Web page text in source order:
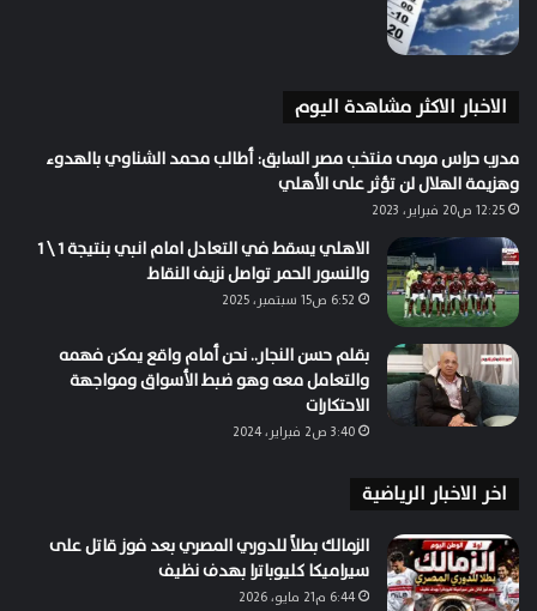
الاخبار الاكثر مشاهدة اليوم
مدرب حراس مرمى منتخب مصر السابق: أطالب محمد الشناوي بالهدوء
وهزيمة الهلال لن تؤثر على الأهلي
12:25 ص20 فبراير، 2023
الاهلي يسقط في التعادل امام انبي بنتيجة 1 \ 1
والنسور الحمر تواصل نزيف النقاط
6:52 ص15 سبتمبر، 2025
بقلم حسن النجار.. نحن أمام واقع يمكن فهمه
والتعامل معه وهو ضبط الأسواق ومواجهة
الاحتكارات
3:40 ص2 فبراير، 2024
اخر الاخبار الرياضية
الزمالك بطلاً للدوري المصري بعد فوز قاتل على
سيراميكا كليوباترا بهدف نظيف
6:44 م21 مايو، 2026